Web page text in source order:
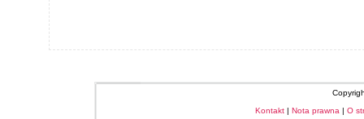
Kontakt | Nota prawna | O